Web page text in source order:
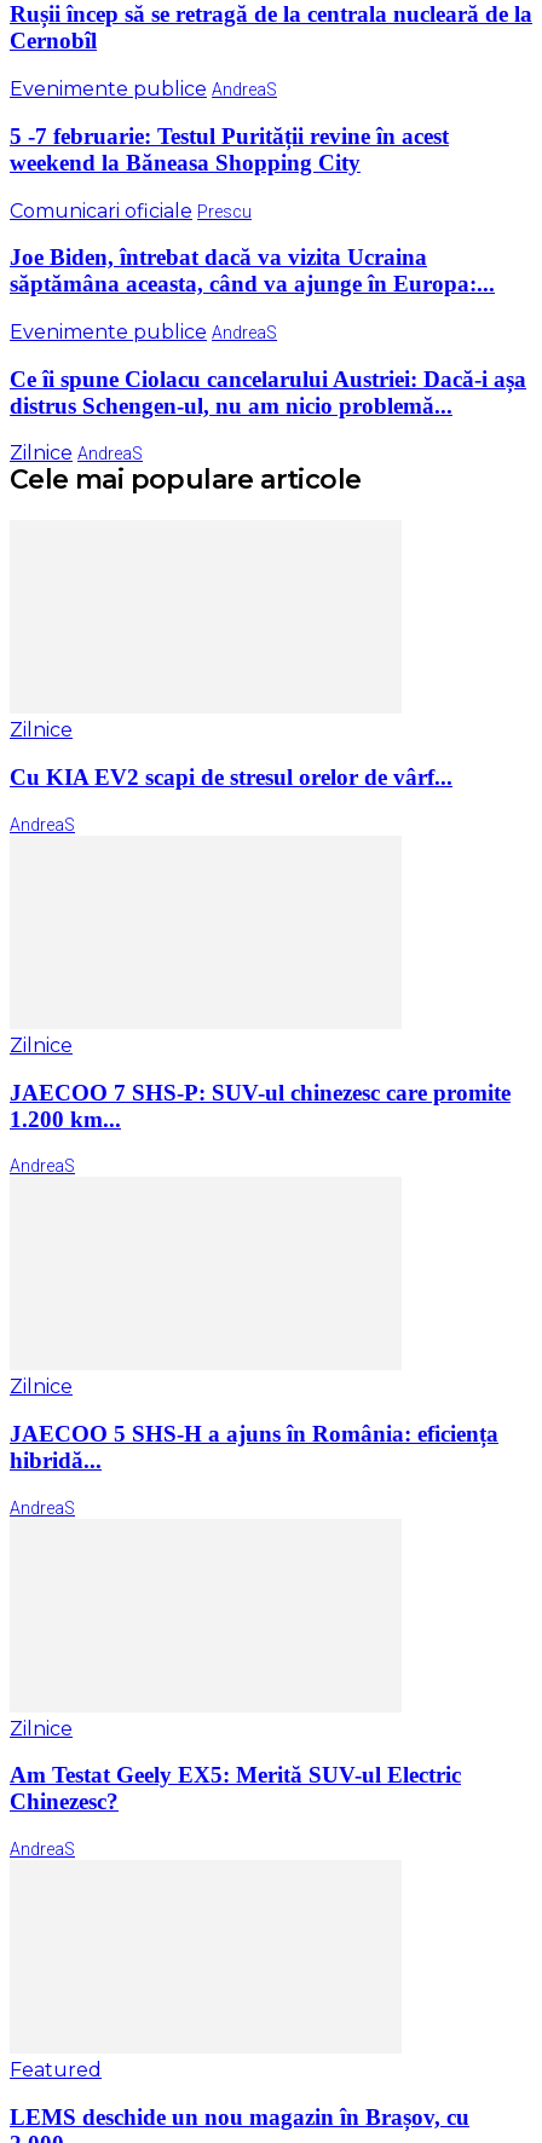
Rușii încep să se retragă de la centrala nucleară de la
Cernobîl
Evenimente publice AndreaS
5 -7 februarie: Testul Purității revine în acest
weekend la Băneasa Shopping City
Comunicari oficiale Prescu
Joe Biden, întrebat dacă va vizita Ucraina
săptămâna aceasta, când va ajunge în Europa:...
Evenimente publice AndreaS
Ce îi spune Ciolacu cancelarului Austriei: Dacă-i așa
distrus Schengen-ul, nu am nicio problemă...
Zilnice AndreaS
Cele mai populare articole
Zilnice
Cu KIA EV2 scapi de stresul orelor de vârf...
AndreaS
Zilnice
JAECOO 7 SHS-P: SUV-ul chinezesc care promite
1.200 km...
AndreaS
Zilnice
JAECOO 5 SHS-H a ajuns în România: eficiența
hibridă...
AndreaS
Zilnice
Am Testat Geely EX5: Merită SUV-ul Electric
Chinezesc?
AndreaS
Featured
LEMS deschide un nou magazin în Brașov, cu